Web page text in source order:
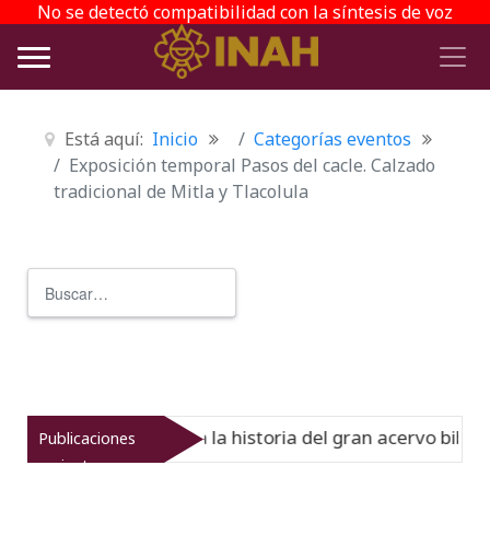
No se detectó compatibilidad con la síntesis de voz
Está aquí: Inicio
Categorías eventos
Exposición temporal Pasos del cacle. Calzado
tradicional de Mitla y Tlacolula
Publicaciones
recientes
Virreinato muestra la historia del gran acervo